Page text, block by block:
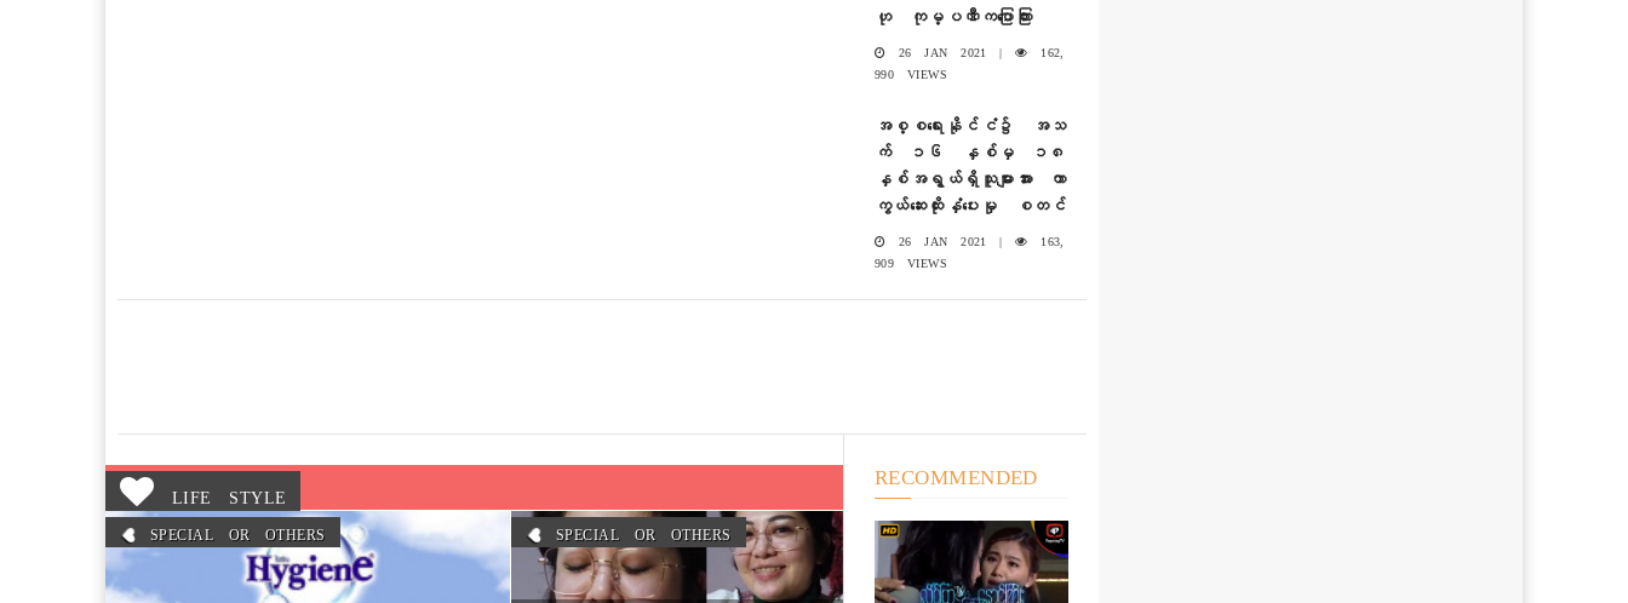
ဟု ကုမ္ပဏီကပြောကြား
26 JAN 2021 |
162,
990 VIEWS
အစ္စရေးနိုင်ငံ၌ အသ
က် ၁၆ နှစ်မှ ၁၈
နှစ်အရွယ်ရှိသူများအား ကာ
ကွယ်ဆေးထိုးနှံပေးမှု စတင်
26 JAN 2021 |
163,
909 VIEWS
LIFE STYLE
SPECIAL OR OTHERS SPECIAL OR OTHERS
RECOMMENDED